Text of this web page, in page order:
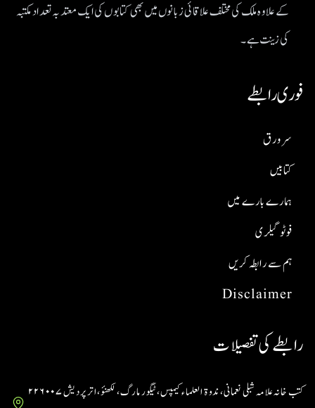
کے علاوہ ملک کی مختلف علاقائی زبانوں میں بھی کتابوں کی ایک معتد بہ تعداد مکتبہ
کی زینت ہے۔
فوری رابطے
Disclaimer
ہم سے رابطہ کریں
فوٹو گیلری
ہمارے بارے میں
کتابیں
سر ورق
رابطے کی تفصیلات
کتب خانہ علامہ شبلی نعمانی، ندوۃ العلماء کیمپس، ٹیگور مارگ، لکھنؤ، اتر پردیش ۲۲۶۰۰۷